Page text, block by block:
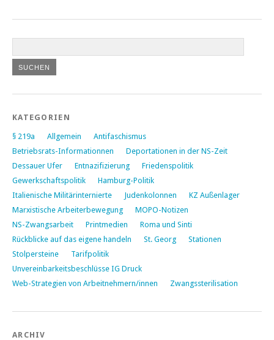
KATEGORIEN
§ 219a Allgemein
Antifaschismus
Betriebsrats-Informationnen
Deportationen in der NS-Zeit
Dessauer Ufer
Entnazifizierung
Friedenspolitik
Gewerkschaftspolitik
Hamburg-Politik
Italienische Militärinternierte
Judenkolonnen
KZ Außenlager
Marxistische Arbeiterbewegung
MOPO-Notizen
NS-Zwangsarbeit
Printmedien
Roma und Sinti
Rückblicke auf das eigene handeln
St. Georg
Stationen
Stolpersteine
Tarifpolitik
Unvereinbarkeitsbeschlüsse IG Druck
Web-Strategien von Arbeitnehmern/innen
Zwangssterilisation
ARCHIV